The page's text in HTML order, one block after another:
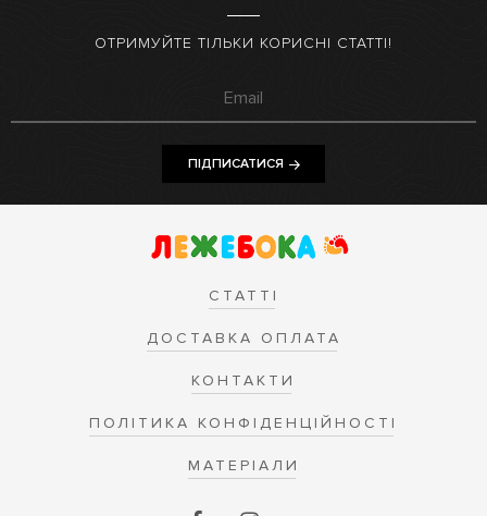
ОТРИМУЙТЕ ТІЛЬКИ КОРИСНІ СТАТТІ!
ПІДПИСАТИСЯ
СТАТТІ
ДОСТАВКА ОПЛАТА
КОНТАКТИ
ПОЛІТИКА КОНФІДЕНЦІЙНОСТІ
МАТЕРІАЛИ